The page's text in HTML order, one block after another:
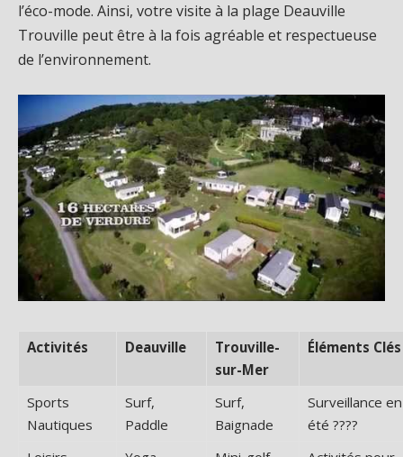
l’éco-mode. Ainsi, votre visite à la plage Deauville
Trouville peut être à la fois agréable et respectueuse
de l’environnement.
Activités Deauville
Trouville-
sur-Mer
Éléments Clés
Sports
Nautiques
Surf,
Paddle
Surf,
Baignade
Surveillance en
été ????